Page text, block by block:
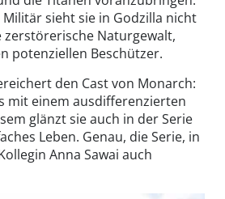
Militär sieht sie in Godzilla nicht
zerstörerische Naturgewalt,
potenziellen Beschützer.
den Cast von Monarch:
mit einem ausdifferenzierten
glänzt sie auch in der Serie
Leben. Genau, die Serie, in
Anna Sawai auch